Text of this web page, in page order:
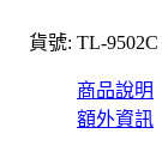
貨號: TL-9502C
商品說明
額外資訊